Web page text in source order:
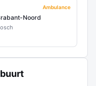
Ambulance
Noord